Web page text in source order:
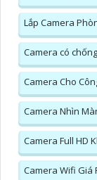
Lắp Camera
Camera có
Camera Cho
Camera Nhìn
Camera Full HD
Camera Wifi Giá